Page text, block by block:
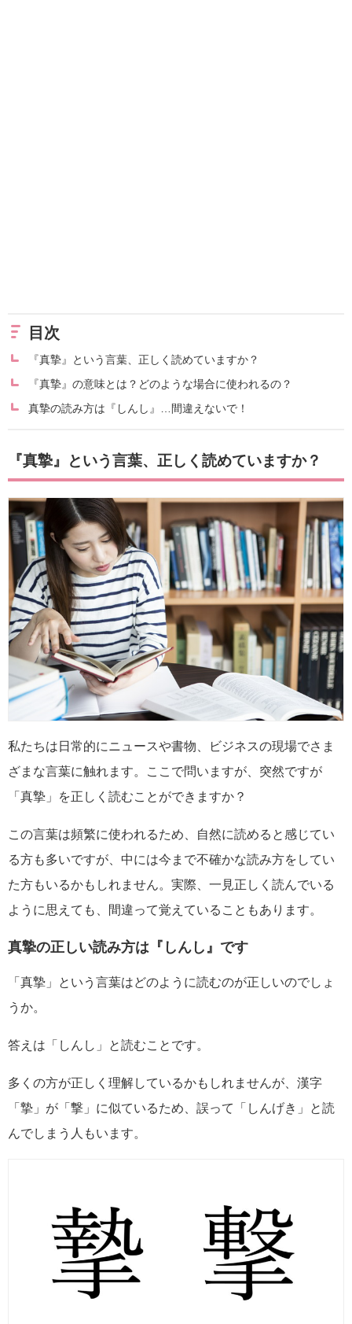
目次
『真摯』という言葉、正しく読めていますか？
『真摯』の意味とは？どのような場合に使われるの？
真摯の読み方は『しんし』…間違えないで！
『真摯』という言葉、正しく読めていますか？
私たちは日常的にニュースや書物、ビジネスの現場でさま
ざまな言葉に触れます。ここで問いますが、突然ですが
「真摯」を正しく読むことができますか？
この言葉は頻繁に使われるため、自然に読めると感じてい
る方も多いですが、中には今まで不確かな読み方をしてい
た方もいるかもしれません。実際、一見正しく読んでいる
ように思えても、間違って覚えていることもあります。
真摯の正しい読み方は『しんし』です
「真摯」という言葉はどのように読むのが正しいのでしょ
うか。
答えは「しんし」と読むことです。
多くの方が正しく理解しているかもしれませんが、漢字
「摯」が「撃」に似ているため、誤って「しんげき」と読
んでしまう人もいます。